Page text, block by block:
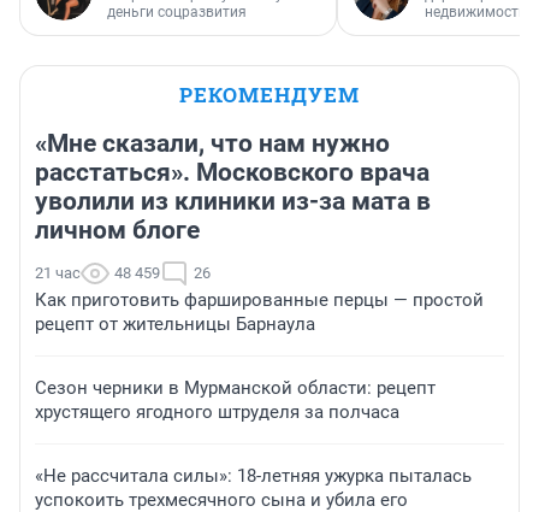
деньги соцразвития
недвижимости
РЕКОМЕНДУЕМ
«Мне сказали, что нам нужно
расстаться». Московского врача
уволили из клиники из-за мата в
личном блоге
21 час 48 459 26
Как приготовить фаршированные перцы — простой
рецепт от жительницы Барнаула
Сезон черники в Мурманской области: рецепт
хрустящего ягодного штруделя за полчаса
«Не рассчитала силы»: 18-летняя ужурка пыталась
успокоить трехмесячного сына и убила его